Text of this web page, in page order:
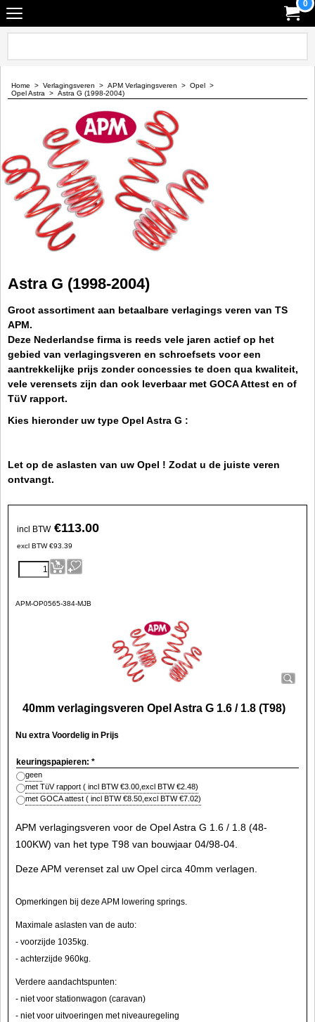
0
Home > Verlagingsveren > APM Verlagingsveren > Opel >
Opel Astra > Astra G (1998-2004)
Astra G (1998-2004)
Groot assortiment aan betaalbare verlagings veren van TS
APM.
Deze Nederlandse firma is reeds vele jaren actief op het
gebied van verlagingsveren en schroefsets voor een
aantrekkelijke prijs zonder concessies te doen qua kwaliteit,
vele verensets zijn dan ook leverbaar met GOCA Attest en of
TüV rapport.
Kies hieronder uw type Opel Astra G :
Let op de aslasten van uw Opel ! Zodat u de juiste veren
ontvangt.
incl BTW €113.00
excl BTW €93.39
APM-OP0565-384-MJB
40mm verlagingsveren Opel Astra G 1.6 / 1.8 (T98)
Nu extra Voordelig in Prijs
keuringspapieren: *
geen
met TüV rapport ( incl BTW€3.00 excl BTW€2.48)
met GOCA attest ( incl BTW€8.50 excl BTW€7.02)
APM verlagingsveren voor de Opel Astra G 1.6 / 1.8 (48-
100KW) van het type T98 van bouwjaar 04/98-04.
Deze APM verenset zal uw Opel circa 40mm verlagen.
Opmerkingen bij deze APM lowering springs.
Maximale aslasten van de auto:
- voorzijde 1035kg.
- achterzijde 960kg.
Verdere aandachtspunten:
- niet voor stationwagon (caravan)
- niet voor uitvoeringen met niveauregeling